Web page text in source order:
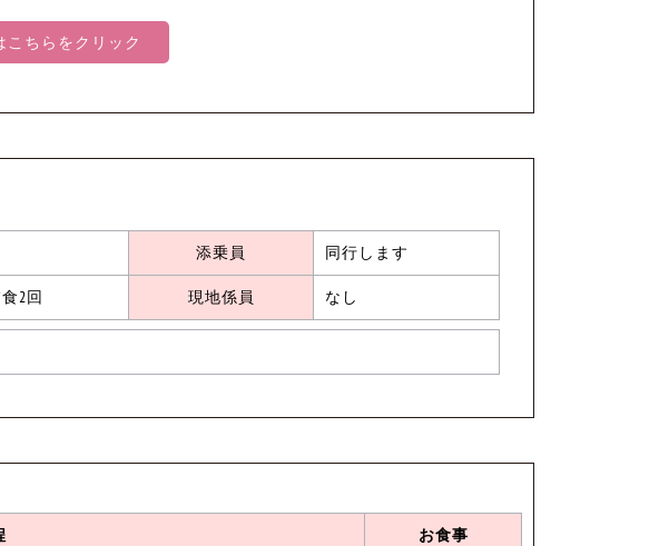
こちらをクリック
添乗員 同行します
2回 現地係員 なし
お食事